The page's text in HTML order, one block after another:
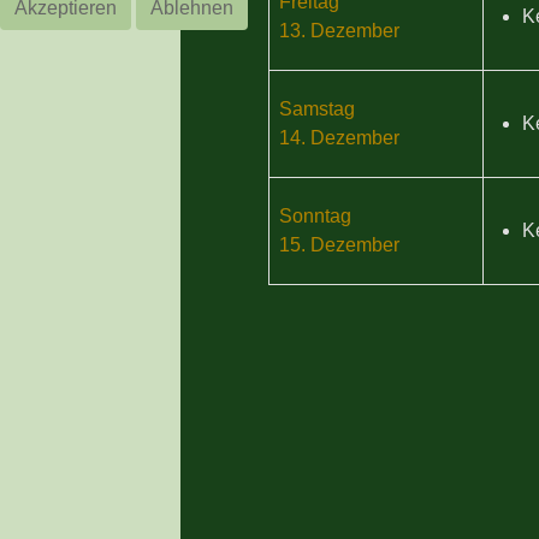
13. Dezember
Samstag
14. Dezember
Sonntag
15. Dezember
Akzeptieren
Ablehnen